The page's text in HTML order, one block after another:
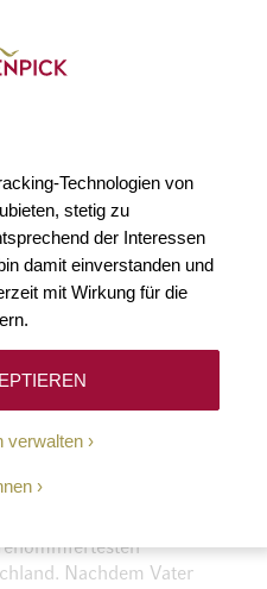
Technologien von
stetig zu
der Interessen
damit einverstanden und
mit Wirkung für die
verwaltenbefindet, ist das
Familienhand ist, gehört
Nachdem Vater